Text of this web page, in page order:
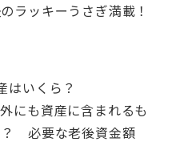
ラッキーうさぎ満載！
はいくら？
にも資産に含まれるも
必要な老後資金額